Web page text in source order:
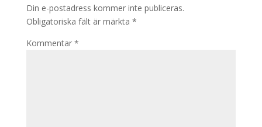
Din e-postadress kommer inte publiceras.
Obligatoriska fält är märkta *
Kommentar *